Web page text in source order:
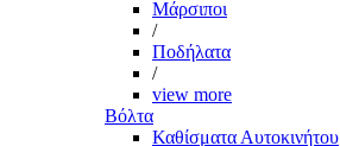
Μάρσιποι
/
Ποδήλατα
/
view more
Βόλτα
Καθίσματα Αυτοκινήτου